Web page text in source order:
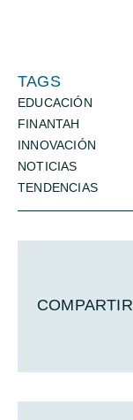
TAGS
EDUCACIÓN
FINANTAH
INNOVACIÓN
NOTICIAS
TENDENCIAS
COMPARTIR